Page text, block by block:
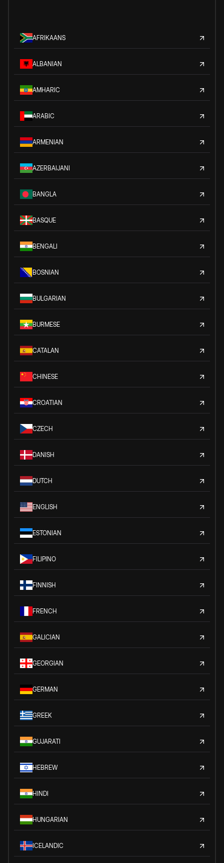
AFRIKAANS
ALBANIAN
AMHARIC
ARABIC
ARMENIAN
AZERBAIJANI
BANGLA
BASQUE
BENGALI
BOSNIAN
BULGARIAN
BURMESE
CATALAN
CHINESE
CROATIAN
CZECH
DANISH
DUTCH
ENGLISH
ESTONIAN
FILIPINO
FINNISH
FRENCH
GALICIAN
GEORGIAN
GERMAN
GREEK
GUJARATI
HEBREW
HINDI
HUNGARIAN
ICELANDIC